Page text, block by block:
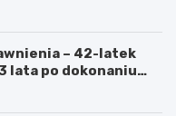
– 42-latek
lata po dokonaniu